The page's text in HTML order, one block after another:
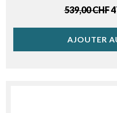
Regular
539,00 CHF
AJOUTER